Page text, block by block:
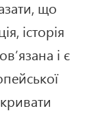
що
історія
і є